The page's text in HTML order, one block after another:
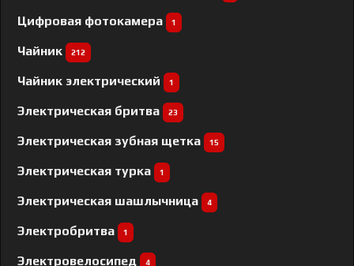
Цифровая фотокамера 1
Чайник 212
Чайник электрический 1
Электрическая бритва 23
Электрическая зубная щетка 15
Электрическая турка 1
Электрическая шашлычница 4
Электробритва 1
Электровелосипед 4